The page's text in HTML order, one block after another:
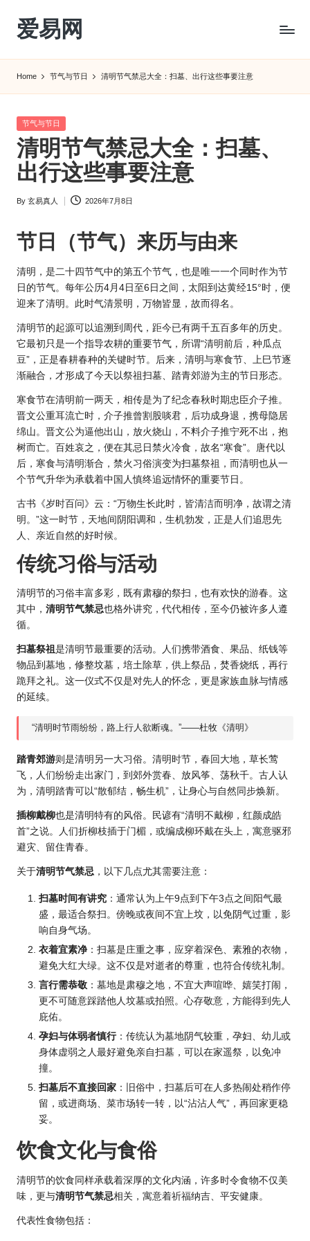
Skip
content
爱易网
转
农
历
阴
历
Home 节气与节日 清明节气禁忌大全：扫墓、出行这些事要注意
Posted
节气与节日
清明节气禁忌大全：扫墓、
出行这些事要注意
Posted
By 玄易真人 2026年7月8日
节日（节气）来历与由来
清明，是二十四节气中的第五个节气，也是唯一一个同时作为节
日的节气。每年公历4月4日至6日之间，太阳到达黄经15°时，便
迎来了清明。此时气清景明，万物皆显，故而得名。
清明节的起源可以追溯到周代，距今已有两千五百多年的历史。
它最初只是一个指导农耕的重要节气，所谓“清明前后，种瓜点
豆”，正是春耕春种的关键时节。后来，清明与寒食节、上巳节逐
渐融合，才形成了今天以祭祖扫墓、踏青郊游为主的节日形态。
寒食节在清明前一两天，相传是为了纪念春秋时期忠臣介子推。
晋文公重耳流亡时，介子推曾割股啖君，后功成身退，携母隐居
绵山。晋文公为逼他出山，放火烧山，不料介子推宁死不出，抱
树而亡。百姓哀之，便在其忌日禁火冷食，故名“寒食”。唐代以
后，寒食与清明渐合，禁火习俗演变为扫墓祭祖，而清明也从一
个节气升华为承载着中国人慎终追远情怀的重要节日。
古书《岁时百问》云：“万物生长此时，皆清洁而明净，故谓之清
明。”这一时节，天地间阴阳调和，生机勃发，正是人们追思先
人、亲近自然的好时候。
传统习俗与活动
清明节的习俗丰富多彩，既有肃穆的祭扫，也有欢快的游春。这
其中， 清明节气禁忌也格外讲究，代代相传，至今仍被许多人遵
循。
扫墓祭祖 是清明节最重要的活动。人们携带酒食、果品、纸钱等
物品到墓地，修整坟墓，培土除草，供上祭品，焚香烧纸，再行
跪拜之礼。这一仪式不仅是对先人的怀念，更是家族血脉与情感
的延续。
“清明时节雨纷纷，路上行人欲断魂。”——杜牧《清明》
踏青郊游则是清明另一大习俗。清明时节，春回大地，草长莺
飞，人们纷纷走出家门，到郊外赏春、放风筝、荡秋千。古人认
为，清明踏青可以“散郁结，畅生机”，让身心与自然同步焕新。
插柳戴柳也是清明特有的风俗。民谚有“清明不戴柳，红颜成皓
首”之说。人们折柳枝插于门楣，或编成柳环戴在头上，寓意驱邪
避灾、留住青春。
关于清明节气禁忌 ，以下几点尤其需要注意：
扫墓时间有讲究 ：通常认为上午9点到下午3点之间阳气最
盛，最适合祭扫。傍晚或夜间不宜上坟，以免阴气过重，影
响自身气场。
衣着宜素净 ：扫墓是庄重之事，应穿着深色、素雅的衣物，
避免大红大绿。这不仅是对逝者的尊重，也符合传统礼制。
言行需恭敬 ：墓地是肃穆之地，不宜大声喧哗、嬉笑打闹，
更不可随意踩踏他人坟墓或拍照。心存敬意，方能得到先人
庇佑。
孕妇与体弱者慎行：传统认为墓地阴气较重，孕妇、幼儿或
身体虚弱之人最好避免亲自扫墓，可以在家遥祭，以免冲
撞。
扫墓后不直接回家 ：旧俗中，扫墓后可在人多热闹处稍作停
留，或进商场、菜市场转一转，以“沾沾人气”，再回家更稳
妥。
饮食文化与食俗
清明节的饮食同样承载着深厚的文化内涵，许多时令食物不仅美
味，更与清明节气禁忌相关，寓意着祈福纳吉、平安健康。
代表性食物包括：